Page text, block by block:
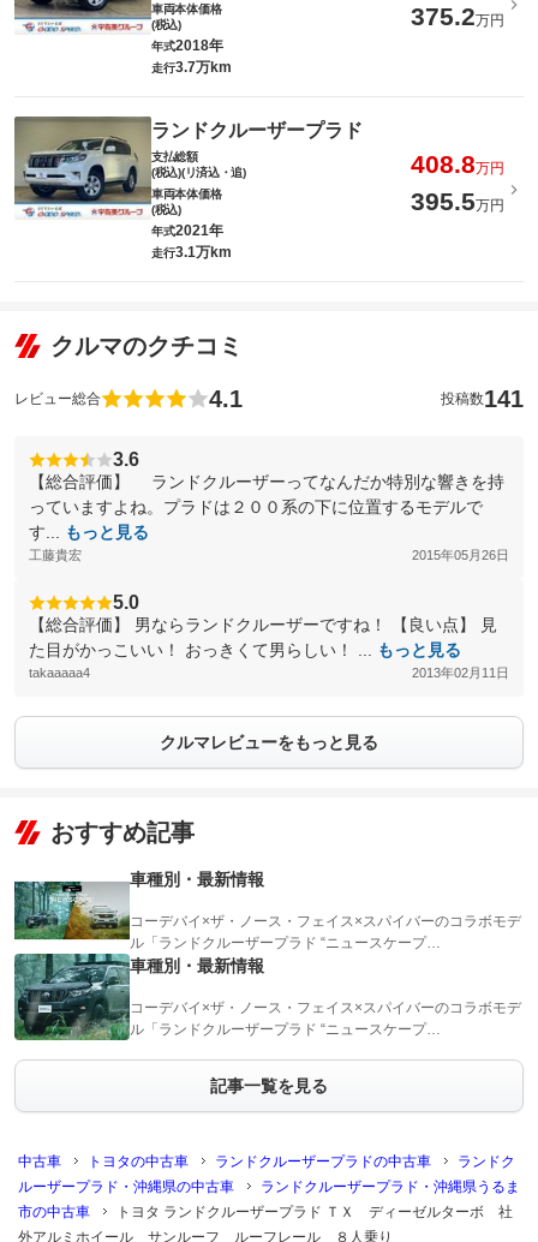
車両本体価格
(税込)
375.2万円
年式2018年
走行3.7万km
ランドクルーザープラド
支払総額
(税込)(リ済込・追)
408.8万円
車両本体価格
(税込)
395.5万円
年式2021年
走行3.1万km
クルマのクチコミ
レビュー総合 4.1 投稿数141
3.6
【総合評価】 ランドクルーザーってなんだか特別な響きを持
っていますよね。プラドは２００系の下に位置するモデルで
す...
もっと見る
工藤貴宏 2015年05月26日
5.0
【総合評価】 男ならランドクルーザーですね！ 【良い点】 見
た目がかっこいい！ おっきくて男らしい！ ...
もっと見る
takaaaaa4 2013年02月11日
クルマレビューをもっと見る
おすすめ記事
車種別・最新情報
コーデバイ×ザ・ノース・フェイス×スパイバーのコラボモデ
ル「ランドクルーザープラド “ニュースケープ…
車種別・最新情報
コーデバイ×ザ・ノース・フェイス×スパイバーのコラボモデ
ル「ランドクルーザープラド “ニュースケープ…
記事一覧を見る
中古車 トヨタの中古車 ランドクルーザープラドの中古車
ランドク
ルーザープラド・沖縄県の中古車
ランドクルーザープラド・沖縄県うるま
市の中古車
トヨタ ランドクルーザープラド ＴＸ ディーゼルターボ 社
外アルミホイール サンルーフ ルーフレール ８人乗り